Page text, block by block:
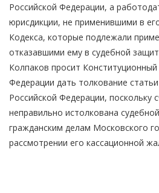
Российской Федерации, а
юрисдикции, не применившими в
Кодекса, которые подлежали
отказавшими ему в судебной
Колпаков просит Конституционный
Федерации дать толкование статьи
Российской Федерации, поскольку
неправильно истолкована
гражданским делам Московского
рассмотрении его кассационной